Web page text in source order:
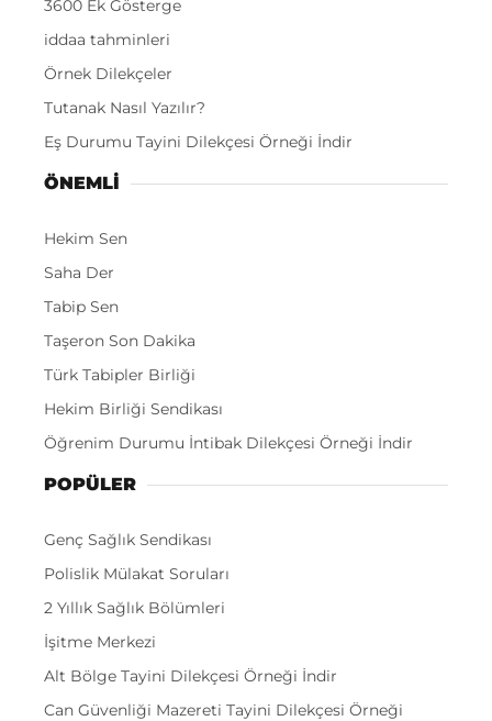
3600 Ek Gösterge
iddaa tahminleri
Örnek Dilekçeler
Tutanak Nasıl Yazılır?
Eş Durumu Tayini Dilekçesi Örneği İndir
ÖNEMLI
Hekim Sen
Saha Der
Tabip Sen
Taşeron Son Dakika
Türk Tabipler Birliği
Hekim Birliği Sendikası
Öğrenim Durumu İntibak Dilekçesi Örneği İndir
POPÜLER
Genç Sağlık Sendikası
Polislik Mülakat Soruları
2 Yıllık Sağlık Bölümleri
İşitme Merkezi
Alt Bölge Tayini Dilekçesi Örneği İndir
Can Güvenliği Mazereti Tayini Dilekçesi Örneği